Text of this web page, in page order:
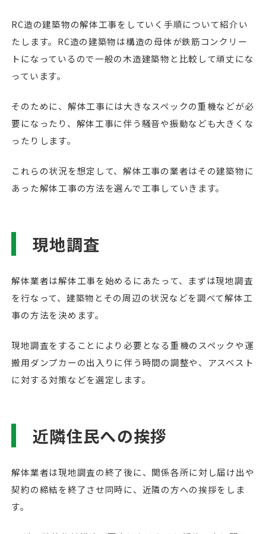
RC造の建築物の解体工事をしていく手順について紹介い
たします。RC造の建築物は構造の母体が鉄筋コンクリー
トになっているので一般の木造建築物と比較して頑丈にな
っています。
そのために、解体工事には大きなスペックの重機などが必
要になったり、解体工事に伴う騒音や振動なども大きくな
ったりします。
これらの状況を想定して、解体工事の業者はその建築物に
あった解体工事の方法を選んで工事していきます。
現地調査
解体業者は解体工事を始めるにあたって、まずは現地調査
を行なって、建築物とその周辺の状況などを調べて解体工
事の方法を決めます。
現地調査をすることにより必要となる重機のスペックや運
搬用ダンプカーの出入りに伴う時間の調整や、アスベスト
に対する対策などを選定します。
近隣住民への挨拶
解体業者は現地調査の終了後に、関係各所に対し届け出や
契約の締結を終了させ同時に、近隣の方への挨拶をしま
す。